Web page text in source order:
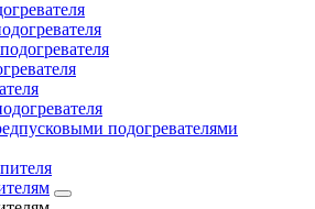
подогревателями